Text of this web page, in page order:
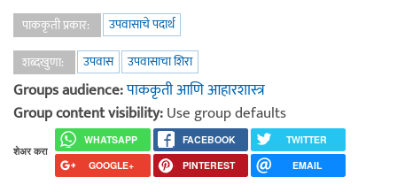
पाककृती प्रकार:
उपवासाचे पदार्थ
शब्दखुणा:
उपवास उपवासाचा शिरा
Groups audience:पाककृती आणि आहारशास्त्र
Group content visibility:Use group defaults
शेअर करा
WHATSAPP FACEBOOK
TWITTER
GOOGLE+
PINTEREST EMAIL